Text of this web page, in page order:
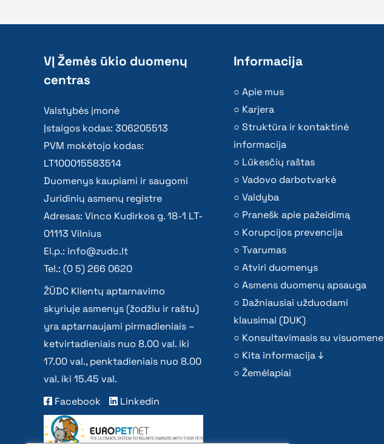
VĮ Žemės ūkio duomenų
centras
Valstybės įmonė
Įstaigos kodas: 306205513
PVM mokėtojo kodas:
LT100015583514
Duomenys kaupiami ir saugomi
Juridinių asmenų registre
Adresas: Vinco Kudirkos g. 18-1 LT-
01113 Vilnius
El.p.: info@zudc.lt
Tel.: (0 5) 266 0620
ŽŪDC Klientų aptarnavimo
skyriuje asmenys (žodžiu ir raštu)
yra aptarnaujami pirmadieniais –
ketvirtadieniais nuo 8.00 val. iki
17.00 val., penktadieniais nuo 8.00
val. iki 15.45 val.
Facebook
Linkedin
Informacija
Apie mus
Karjera
Struktūra ir kontaktinė
informacija
Lūkesčių raštas
Vadovo darbotvarkė
Valdyba
Pranešk apie pažeidimą
Korupcijos prevencija
Tvarumas
Atviri duomenys
Asmens duomenų apsauga
Dažniausiai užduodami
klausimai (DUK)
Konsultavimasis su visuomene
Kita informacija ↓
Žemėlapiai